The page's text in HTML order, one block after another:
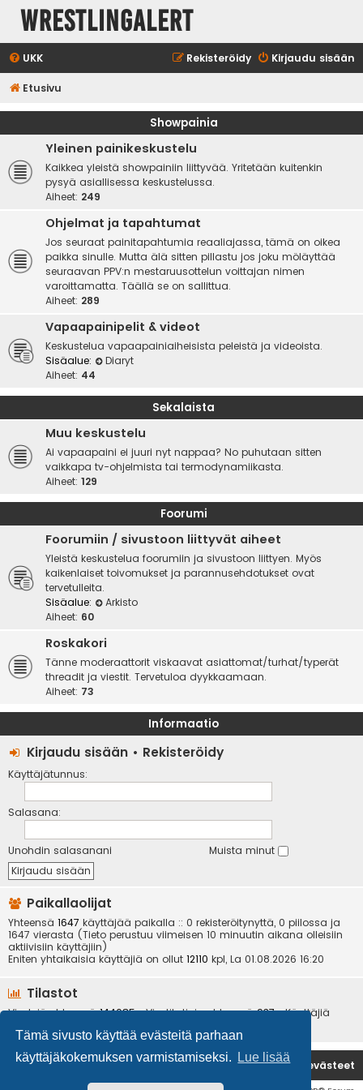
Tämä sivusto käyttää evästeitä parhaan
käyttäjäkokemuksen varmistamiseksi.
Lue lisää
WrestlingAlert
UKK Kirjaudu sisään
Rekisteröidy
Etusivu
Showpainia
Yleinen painikeskustelu
Kaikkea yleistä showpainiin liittyvää. Yritetään kuitenkin
pysyä asiallisessa keskustelussa.
Aiheet: 249
Ohjelmat ja tapahtumat
Jos seuraat painitapahtumia reaaliajassa, tämä on oikea
paikka sinulle. Mutta älä sitten pillastu jos joku möläyttää
seuraavan PPV:n mestaruusottelun voittajan nimen
varoittamatta. Täällä se on sallittua.
Aiheet: 289
Vapaapainipelit & videot
Keskustelua vapaapainiaiheisista peleistä ja videoista.
Sisäalue:
Diaryt
Aiheet: 44
Sekalaista
Muu keskustelu
Ai vapaapaini ei juuri nyt nappaa? No puhutaan sitten
vaikkapa tv-ohjelmista tai termodynamiikasta.
Aiheet: 129
Foorumi
Foorumiin / sivustoon liittyvät aiheet
Yleistä keskustelua foorumiin ja sivustoon liittyen. Myös
kaikenlaiset toivomukset ja parannusehdotukset ovat
tervetulleita.
Sisäalue:
Arkisto
Aiheet: 60
Roskakori
Tänne moderaattorit viskaavat asiattomat/turhat/typerät
threadit ja viestit. Tervetuloa dyykkaamaan.
Aiheet: 73
Informaatio
Kirjaudu sisään • Rekisteröidy
Käyttäjätunnus:
Salasana:
Unohdin salasanani Muista minut
Paikallaolijat
Yhteensä 1647 käyttäjää paikalla :: 0 rekisteröitynyttä, 0 piilossa ja
1647 vierasta (Tieto perustuu viimeisen 10 minuutin aikana olleisiin
aktiivisiin käyttäjiin)
Eniten yhtaikaisia käyttäjiä on ollut 12110 kpl, La 01.08.2026 16:20
Tilastot
Viestejä yhteensä144085• Viestiketjuja yhteensä937• Käyttäjiä
Etusivu Poista evästeet